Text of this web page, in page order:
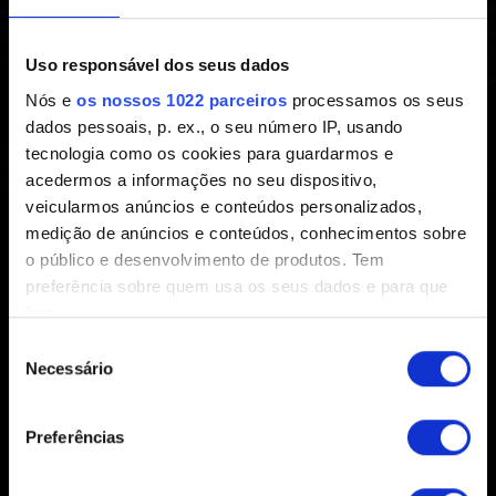
Uso responsável dos seus dados
Nós e os nossos 1022 parceiros processamos os seus
dados pessoais, p. ex., o seu número IP, usando
tecnologia como os cookies para guardarmos e
acedermos a informações no seu dispositivo,
veicularmos anúncios e conteúdos personalizados,
medição de anúncios e conteúdos, conhecimentos sobre
o público e desenvolvimento de produtos. Tem
preferência sobre quem usa os seus dados e para que
fins.
Se permitir, gostaríamos também de:
geográfica as quais podem ter uma precisão de
vários metros
Necessário
Preferências
O patch 4.04 está disponível para PC e consoles! Eis
umalistadas principais alterações contidas nesta
atualização.